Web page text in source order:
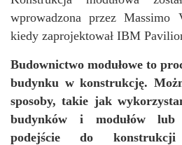
wprowadzona przez
kiedy zaprojektował IBM
Budownictwo modułowe to
budynku w konstrukcję.
sposoby, takie jak
budynków i modułów lub
podejście do